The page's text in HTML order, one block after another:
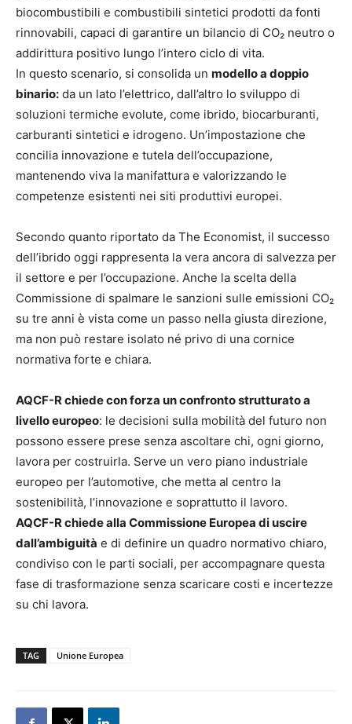
biocombustibili e combustibili sintetici prodotti da fonti
rinnovabili, capaci di garantire un bilancio di CO₂ neutro o
addirittura positivo lungo l’intero ciclo di vita.
In questo scenario, si consolida un modello a doppio
binario: da un lato l’elettrico, dall’altro lo sviluppo di
soluzioni termiche evolute, come ibrido, biocarburanti,
carburanti sintetici e idrogeno. Un’impostazione che
concilia innovazione e tutela dell’occupazione,
mantenendo viva la manifattura e valorizzando le
competenze esistenti nei siti produttivi europei.
Secondo quanto riportato da The Economist, il successo
dell’ibrido oggi rappresenta la vera ancora di salvezza per
il settore e per l’occupazione. Anche la scelta della
Commissione di spalmare le sanzioni sulle emissioni CO₂
su tre anni è vista come un passo nella giusta direzione,
ma non può restare isolato né privo di una cornice
normativa forte e chiara.
AQCF-R chiede con forza un confronto strutturato a
livello europeo: le decisioni sulla mobilità del futuro non
possono essere prese senza ascoltare chi, ogni giorno,
lavora per costruirla. Serve un vero piano industriale
europeo per l’automotive, che metta al centro la
sostenibilità, l’innovazione e soprattutto il lavoro.
AQCF-R chiede alla Commissione Europea di uscire
dall’ambiguità e di definire un quadro normativo chiaro,
condiviso con le parti sociali, per accompagnare questa
fase di trasformazione senza scaricare costi e incertezze
su chi lavora.
TAG Unione Europea